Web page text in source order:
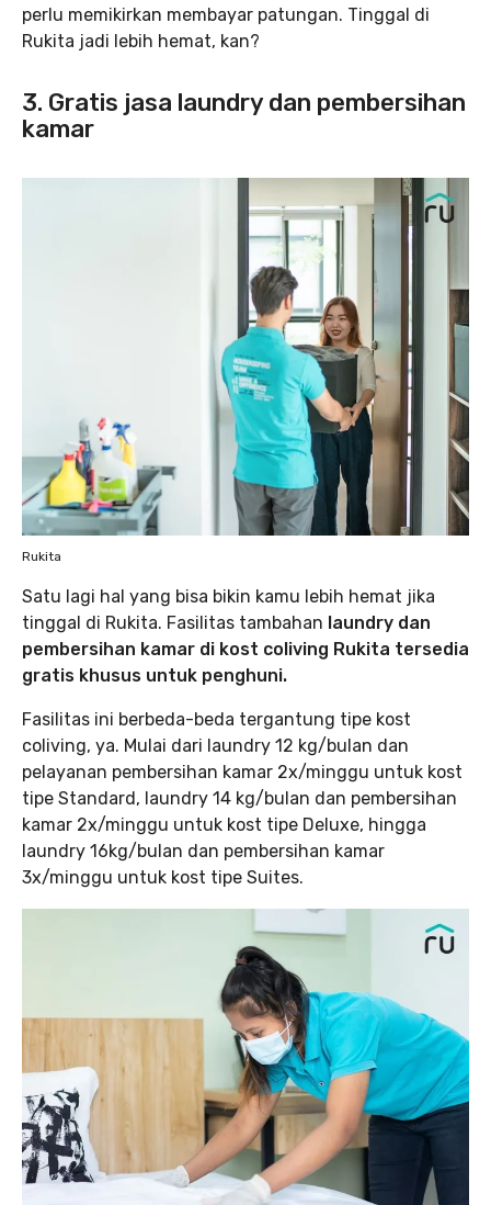
perlu memikirkan membayar patungan. Tinggal di
Rukita jadi lebih hemat, kan?
3. Gratis jasa laundry dan pembersihan
kamar
Rukita
Satu lagi hal yang bisa bikin kamu lebih hemat jika
tinggal di Rukita. Fasilitas tambahan laundry dan
pembersihan kamar di kost coliving Rukita tersedia
gratis khusus untuk penghuni.
Fasilitas ini berbeda-beda tergantung tipe kost
coliving, ya. Mulai dari laundry 12 kg/bulan dan
pelayanan pembersihan kamar 2x/minggu untuk kost
tipe Standard, laundry 14 kg/bulan dan pembersihan
kamar 2x/minggu untuk kost tipe Deluxe, hingga
laundry 16kg/bulan dan pembersihan kamar
3x/minggu untuk kost tipe Suites.